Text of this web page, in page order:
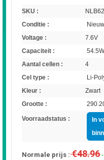
SKU :
Conditie :
Voltage :
7.6V
Capaciteit :
Aantal cellen :
4
Cel type :
Li-
Kleur :
Zwart
Grootte :
Voorraadstatus :
In
Normale prijs :€48.96-